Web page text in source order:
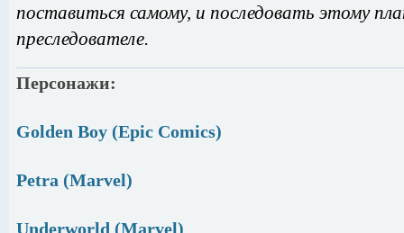
поставиться самому, и последовать этому
преследователе.
Персонажи:
Golden Boy (Epic Comics)
Petra (Marvel)
Underworld (Marvel)